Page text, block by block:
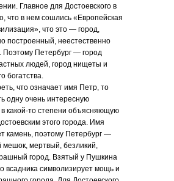
Главное для Достоевского в
что в нем сошлись «Европейская
что это — город,
построенный, неестественно
Поэтому Петербург — город
людей, город нищеты и
богатства.
что означает имя Петр, то
одну очень интересную
в какой-то степени объясняющую
этого города. Имя
камень, поэтому Петербург —
мешок, мертвый, безликий,
город. Взятый у Пушкина
всадника символизирует мощь и